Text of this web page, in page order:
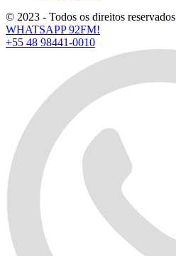
© 2023 - Todos os direitos reservados
WHATSAPP 92FM!
+55 48 98441-0010